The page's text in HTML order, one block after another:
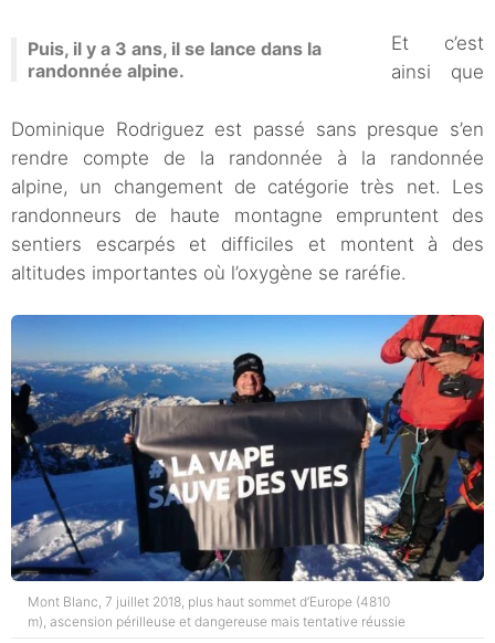
Puis, il y a 3 ans, il se lance dans la
randonnée alpine.
Et c’est
ainsi que
Dominique Rodriguez est passé sans presque s’en
rendre compte de la randonnée à la randonnée
alpine, un changement de catégorie très net. Les
randonneurs de haute montagne empruntent des
sentiers escarpés et difficiles et montent à des
altitudes importantes où l’oxygène se raréfie.
Mont Blanc, 7 juillet 2018, plus haut sommet d’Europe (4810
m), ascension périlleuse et dangereuse mais tentative réussie